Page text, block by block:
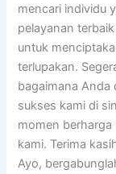
mencari individu
pelayanan
untuk
terlupakan.
bagaimana Anda
sukses kami di
momen
kami. Terima
Ayo,